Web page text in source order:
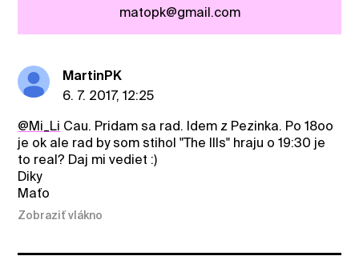
matopk@gmail.com
MartinPK
6. 7. 2017, 12:25
@Mi_Li Cau. Pridam sa rad. Idem z Pezinka. Po 18oo
je ok ale rad by som stihol "The Ills" hraju o 19:30 je
to real? Daj mi vediet :)
Diky
Maťo
Zobraziť vlákno